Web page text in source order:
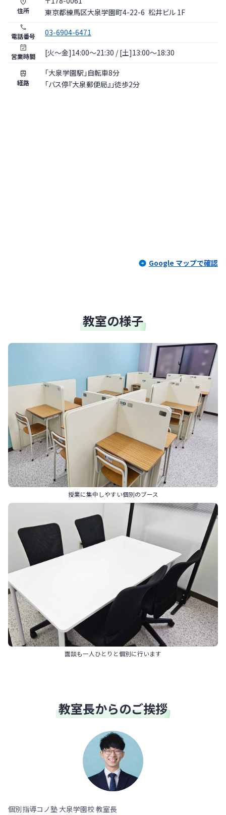
住所
東京都練馬区大泉学園町4-22-6 松井ビル 1F
電話番号 03-6904-6471
営業時間 [火〜金]14:00～21:30 / [土]13:00～18:30
経路
「大泉学園駅」自転車8分
「バス停『大泉郵便局』」徒歩2分
Google マップで確認
教室の様子
授業に集中しやすい個別のブース
面談も一人ひとりと個別に行います
教室長からのご挨拶
個別指導コノ塾 大泉学園校 教室長